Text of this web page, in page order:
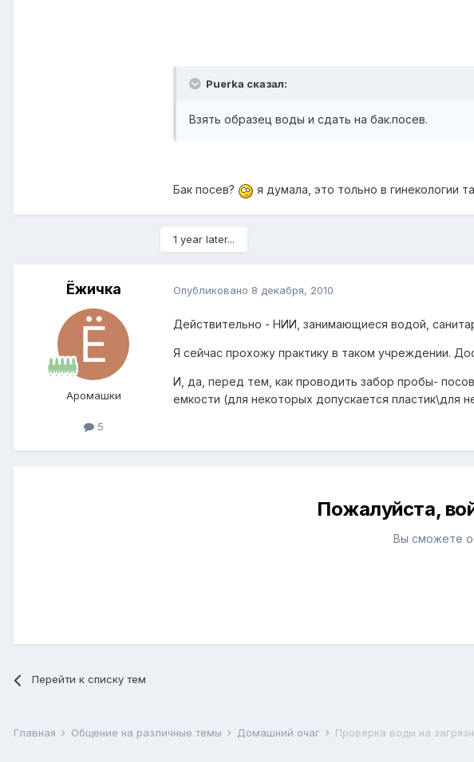
Puerka сказал:
Взять образец воды и сдать на бак.посев.
Бак посев? я думала, это тольно в гинекологии
1 year later...
Ёжичка
Аромашки
5
Опубликовано 8 декабря, 2010
Действительно - НИИ, занимающиеся водой,
Я сейчас прохожу практику в таком учреждении.
И, да, перед тем, как проводить забор пробы-
емкости (для некоторых допускается пластик\для
Пожалуйста,
Вы сможете
Перейти к списку тем
Главная Общение на различные темы Домашний очаг Проверка воды на